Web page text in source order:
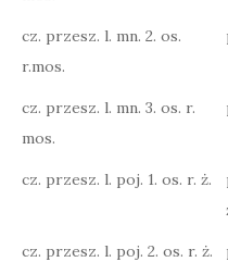
cz. przesz. l. mn. 2. os.
r.mos.
cz. przesz. l. mn. 3. os. r.
mos.
cz. przesz. l. poj. 1. os. r. ż.
cz. przesz. l. poj. 2. os. r. ż.